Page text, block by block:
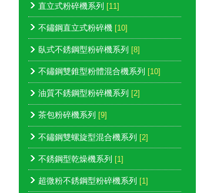
直立式粉碎機系列 [11]
不鏽鋼直立式粉碎機 [10]
臥式不銹鋼型粉碎機系列 [8]
不鏽鋼雙錐型粉體混合機系列 [10]
油質不銹鋼型粉碎機系列 [2]
茶包粉碎機系列 [9]
不鏽鋼雙螺旋型混合機系列 [2]
不銹鋼型乾燥機系列 [1]
超微粉不銹鋼型粉碎機系列 [1]